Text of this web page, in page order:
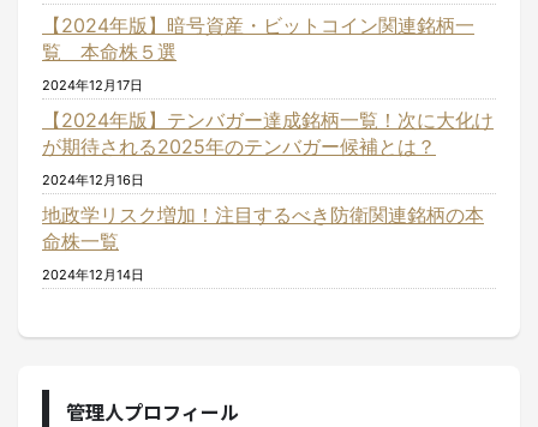
【2024年版】暗号資産・ビットコイン関連銘柄一
覧 本命株５選
2024年12月17日
【2024年版】テンバガー達成銘柄一覧！次に大化け
が期待される2025年のテンバガー候補とは？
2024年12月16日
地政学リスク増加！注目するべき防衛関連銘柄の本
命株一覧
2024年12月14日
管理人プロフィール